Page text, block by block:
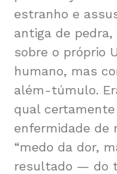
estranho e
antiga de
sobre o próprio
humano, mas
além-túmulo.
qual certamente
enfermidade de
“medo da dor,
resultado — do